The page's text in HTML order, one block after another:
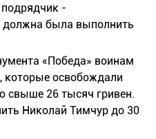
подрядчик -
должна была выполнить
«Победа» воинам
которые освобождали
свыше 26 тысяч гривен.
Николай Тимчур до 30